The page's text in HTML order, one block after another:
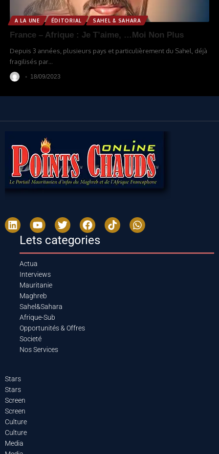
A LA UNE ÉDITORIAL SAHEL & SAHARA
France – Afrique : Je T’aime, …Moi Non Plus
Depuis 3 années, plusieurs pays et particulièrement du Sahel, déjà
fragilisés par…
18/09/2023
Lets categories
Actua
Interviews
Mauritanie
Maghreb
Sahel&Sahara
Afrique-Sub
Opportunités & Offres
Societé
Nos Services
Stars
Stars
Screen
Screen
Culture
Culture
Media